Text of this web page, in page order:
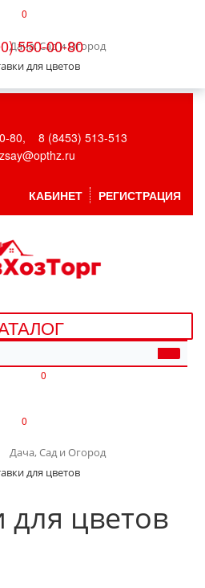
0
550-00-80
Дача, Сад и Огород
для цветов
80,
8 (8453) 513-513
КАБИНЕТ РЕГИСТРАЦИЯ
0
0
Дача, Сад и Огород
для цветов
для цветов